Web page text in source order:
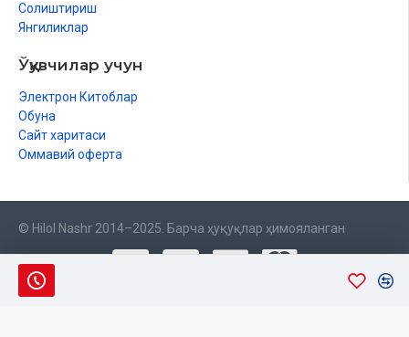
Солиштириш
Янгиликлар
Ўқувчилар учун
Электрон Китоблар
Обуна
Сайт харитаси
Оммавий оферта
© Hilol Nashr 2014–2025. Барча ҳуқуқлар ҳимояланган